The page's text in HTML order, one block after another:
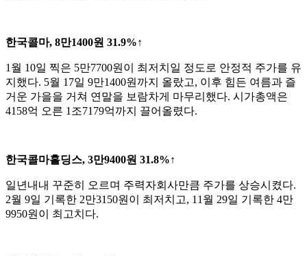
한국콜마, 8만1400원 31.9%↑
1월 10일 찍은 5만7700원이 최저치일 정도로 안정적 주가를 유
지했다. 5월 17일 9만1400원까지 올랐고, 이후 힘든 여름과 즐
거운 가을을 거쳐 연말을 보람차게 마무리했다. 시가총액은
4158억 오른 1조7179억까지 끌어올렸다.
한국콜마홀딩스, 3만9400원 31.8%↑
일년내내 꾸준히 오르며 주력자회사만큼 주가를 상승시켰다.
2월 9일 기록한 2만3150원이 최저치고, 11월 29일 기록한 4만
9950원이 최고치다.